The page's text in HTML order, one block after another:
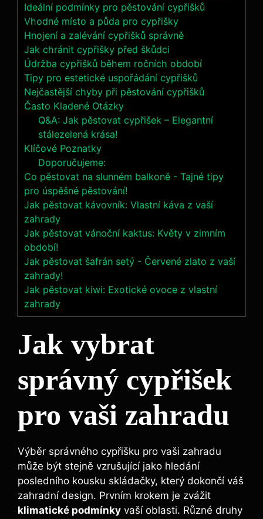
Ideální podmínky pro pěstování cypřišků
Vhodné místo a půda pro cypřišky
Hnojení a zalévání cypřišků správně
Jak chránit cypřišky před škůdci
Údržba cypřišků během ročních období
Tipy pro estetické uspořádání cypřišků
Nejčastější chyby při pěstování cypřišků
Často Kladené Otázky
Q&A: Jak pěstovat cypřišek – Elegantní
stálezelená krása!
Klíčové Poznatky
Doporučujeme:
Co pěstovat na slunném balkoně - Tajné tipy
pro úspěšné pěstování!
Jak pěstovat kávovník: Vlastní káva z vaší
zahrady
Jak pěstovat vánoční kaktus: Květy v zimním
období!
Jak pěstovat šafrán setý - Červené zlato z vaší
zahrady!
Jak pěstovat kiwi: Exotické ovoce z vlastní
zahrady
Jak vybrat
správný cypřišek
pro vaši zahradu
Výběr správného cypřišku pro vaši zahradu
může být stejně vzrušující jako hledání
posledního kousku skládačky, který dokončí váš
zahradní design. Prvním krokem je zvážit
klimatické podmínky vaší oblasti. Různé druhy